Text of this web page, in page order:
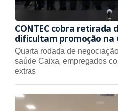
CONTEC cobra retirada
dificultam promoção na
Quarta rodada de
saúde Caixa, empregados
extras